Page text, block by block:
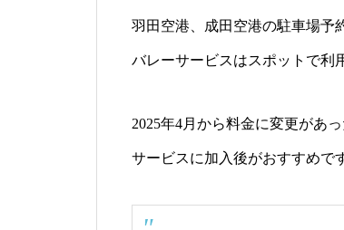
羽田空港、成田空港の駐車場予
バレーサービスはスポットで利
2025年4月から料金に変更があ
サービスに加入後がおすすめで